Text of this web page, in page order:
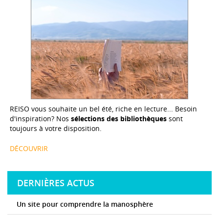
REISO vous souhaite un bel été, riche en lecture... Besoin
d'inspiration? Nos sélections des bibliothèques sont
toujours à votre disposition.
DÉCOUVRIR
DERNIÈRES ACTUS
Un site pour comprendre la manosphère